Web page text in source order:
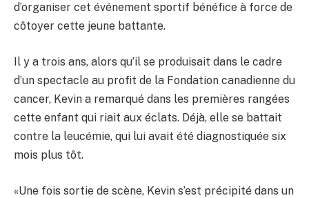
d’organiser cet événement sportif bénéfice à force de
côtoyer cette jeune battante.
Il y a trois ans, alors qu’il se produisait dans le cadre
d’un spectacle au profit de la Fondation canadienne du
cancer, Kevin a remarqué dans les premières rangées
cette enfant qui riait aux éclats. Déjà, elle se battait
contre la leucémie, qui lui avait été diagnostiquée six
mois plus tôt.
«Une fois sortie de scène, Kevin s’est précipité dans un